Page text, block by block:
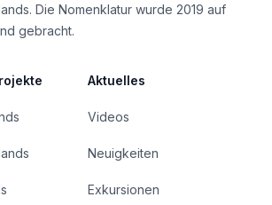
Die Nomenklatur wurde 2019 auf
gebracht.
Aktuelles
Videos
Neuigkeiten
Exkursionen